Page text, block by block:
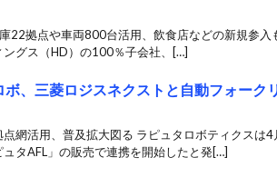
22拠点や車両800台活用、飲食店などの新規参
ングス（HD）の100％子会社、[…]
ボ、三菱ロジスネクストと自動フォーク
網活用、普及拡大図る ラピュタロボティクスは
ュタAFL」の販売で連携を開始したと発[…]